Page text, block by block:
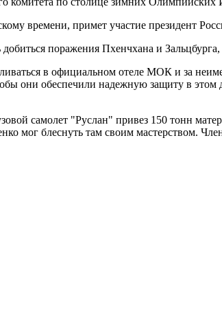
времени, примет участие президент
поражения Пхенчхана и
в официальном отеле МОК и за
они обеспечили надежную защиту в этом
самолет "Руслан" привез 150 тонн
мог блеснуть там своим мастерством.